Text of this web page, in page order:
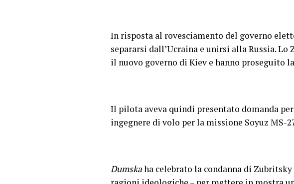
In risposta al rovesciamento del governo
separarsi dall’Ucraina e unirsi alla Russia.
il nuovo governo di Kiev e hanno proseguito
Il pilota aveva quindi presentato domanda
ingegnere di volo per la missione Soyuz MS-
Dumskaha celebrato la condanna di